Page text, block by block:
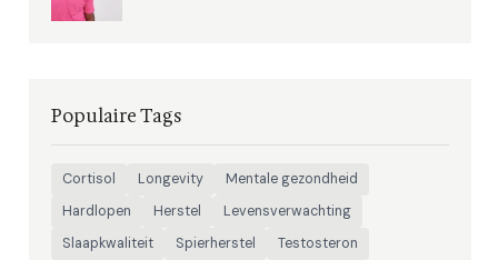
Populaire Tags
Cortisol Longevity
Mentale gezondheid
Hardlopen
Herstel
Levensverwachting
Slaapkwaliteit
Spierherstel
Testosteron